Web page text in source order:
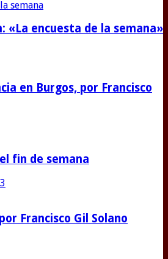
«La encuesta de la semana»
en Burgos, por Francisco
fin de semana
3
Francisco Gil Solano